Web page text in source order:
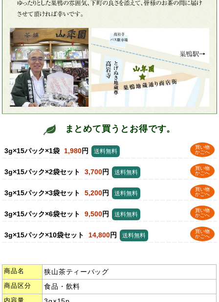
まとめて買うとお得です。
3g×15パック×1袋 1,980円
買い物
かごへ
送料無料
3g×15パック×2袋セット 3,700円
買い物
かごへ
送料無料
3g×15パック×3袋セット 5,200円
買い物
かごへ
送料無料
3g×15パック×6袋セット 9,500円
買い物
かごへ
送料無料
3g×15パック×10袋セット 14,800円
買い物
かごへ
送料無料
商品名 狭山茶ティーバッグ
商品区分 食品・飲料
内容量